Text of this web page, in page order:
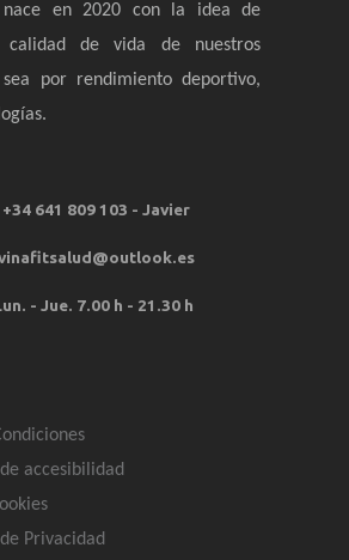
nace en 2020 con la idea de
de vida de nuestros
por rendimiento deportivo,
+34 641 809 103 - Javier
- Jue. 7.00 h - 21.30 h
accesibilidad
Privacidad